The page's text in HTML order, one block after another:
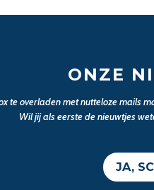
ONZE
te overladen met nutteloze mails
Wil jij als eerste de nieuwtjes
JA,